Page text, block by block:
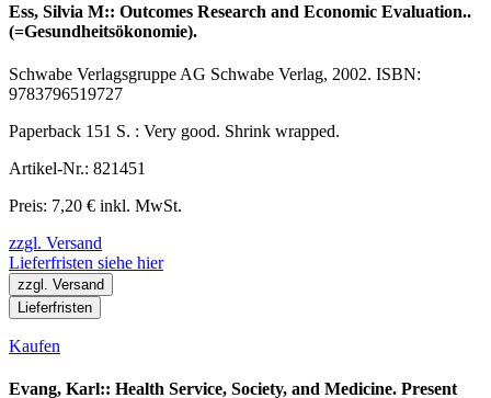
Ess, Silvia M:: Outcomes Research and Economic Evaluation..
(=Gesundheitsökonomie).
Schwabe Verlagsgruppe AG Schwabe Verlag, 2002. ISBN:
9783796519727
Paperback 151 S. : Very good. Shrink wrapped.
Artikel-Nr.: 821451
Preis: 7,20 € inkl. MwSt.
zzgl. Versand
Lieferfristen siehe hier
zzgl. Versand
Lieferfristen
Kaufen
Evang, Karl:: Health Service, Society, and Medicine. Present